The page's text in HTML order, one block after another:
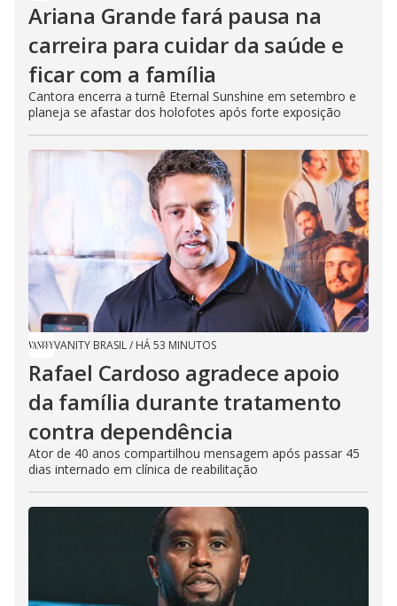
Ariana Grande fará pausa na
carreira para cuidar da saúde e
ficar com a família
Cantora encerra a turnê Eternal Sunshine em setembro e
planeja se afastar dos holofotes após forte exposição
VANITY BRASIL/ HÁ 53 MINUTOS
Rafael Cardoso agradece apoio
da família durante tratamento
contra dependência
Ator de 40 anos compartilhou mensagem após passar 45
dias internado em clínica de reabilitação